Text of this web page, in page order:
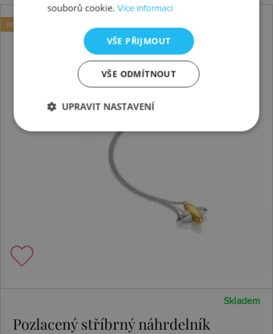
NOVINKA
Skladem
Pozlacený stříbrný náhrdelník
souborů cookie.Více informací
VŠE PŘIJMOUT
VŠE ODMÍTNOUT
UPRAVIT NASTAVENÍ